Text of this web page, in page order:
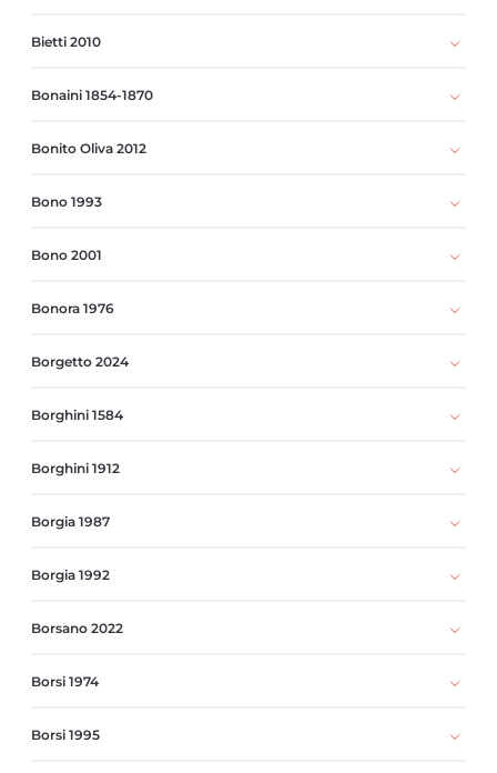
Bietti 2010
Bonaini 1854-1870
Bonito Oliva 2012
Bono 1993
Bono 2001
Bonora 1976
Borgetto 2024
Borghini 1584
Borghini 1912
Borgia 1987
Borgia 1992
Borsano 2022
Borsi 1974
Borsi 1995